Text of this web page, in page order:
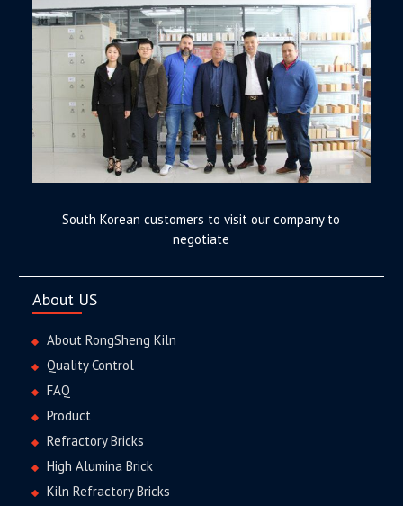
South Korean customers to visit our company to
negotiate
About US
About RongSheng Kiln
Quality Control
FAQ
Product
Refractory Bricks
High Alumina Brick
Kiln Refractory Bricks